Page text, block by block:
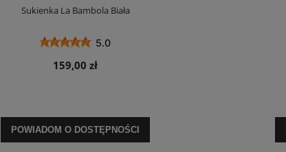
Sukienka La Bambola Biała
5.0
159,00 zł
POWIADOM O DOSTĘPNOŚCI